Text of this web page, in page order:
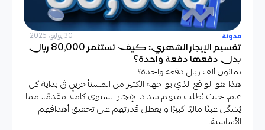
مدونة 30 يوليو، 2025
تقسيم الإيجار الشهري: كيف تستثمر 80,000 ريال
بدل دفعها دفعة واحدة؟
ثمانون ألف ريال دفعة واحدة؟
هذا هو الواقع الذي يواجهه الكثير من المستأجرين في بداية كل
عام، حيث يُطلب منهم سداد الإيجار السنوي كاملًا مقدمًا، مما
يُشكّل عبئًا ماليًا كبيرًا و يعطل قدرتهم على تحقيق أهدافهم
الأساسية.